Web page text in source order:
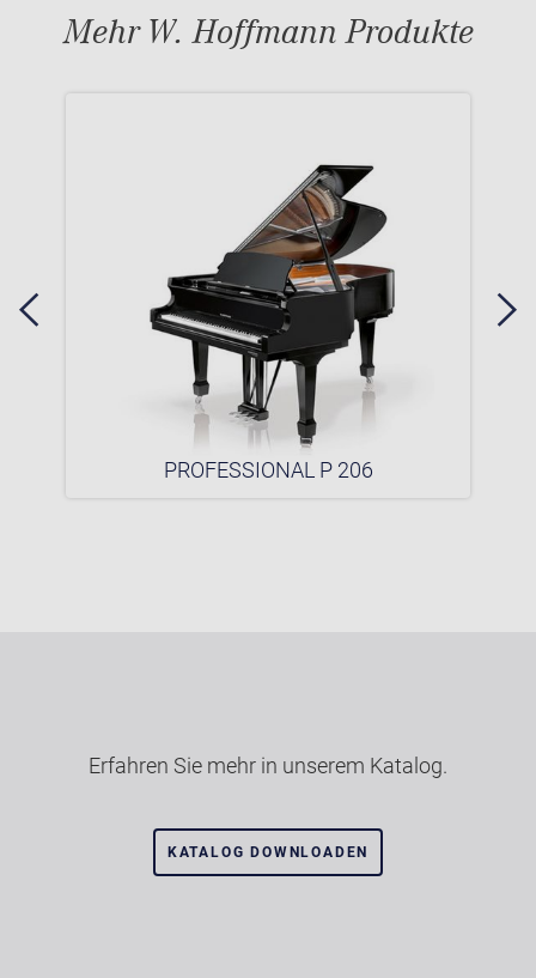
Mehr W. Hoffmann Produkte
PROFESSIONAL P 206
Erfahren Sie mehr in unserem Katalog.
KATALOG DOWNLOADEN